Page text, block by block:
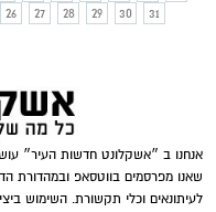
26 27 28 29 30 31
אנחנו ב ״אשקלונט חדשות העיר״
שאנו מפרסמים בווטסאפ ובמהדורת
לעיתונאים וכלי תקשורת. השימוש